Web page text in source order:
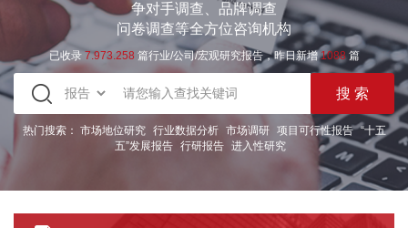
争对手调查、品牌调查
问卷调查等全方位咨询机构
已收录 7.973.258 篇行业/公司/宏观研究报告，昨日新增1088篇
热门搜索： 市场地位研究 行业数据分析 市场调研 项目可行性报告 “十五
五”发展报告 行研报告 进入性研究